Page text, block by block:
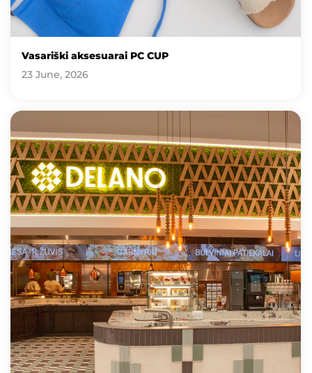
Vasariški aksesuarai PC CUP
23 June, 2026